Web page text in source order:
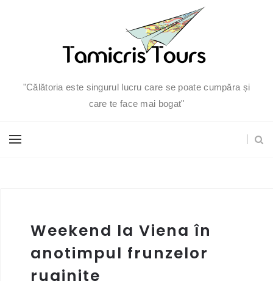
"Călătoria este singurul lucru care se poate cumpăra și
care te face mai bogat"
Weekend la Viena în
anotimpul frunzelor
ruginite